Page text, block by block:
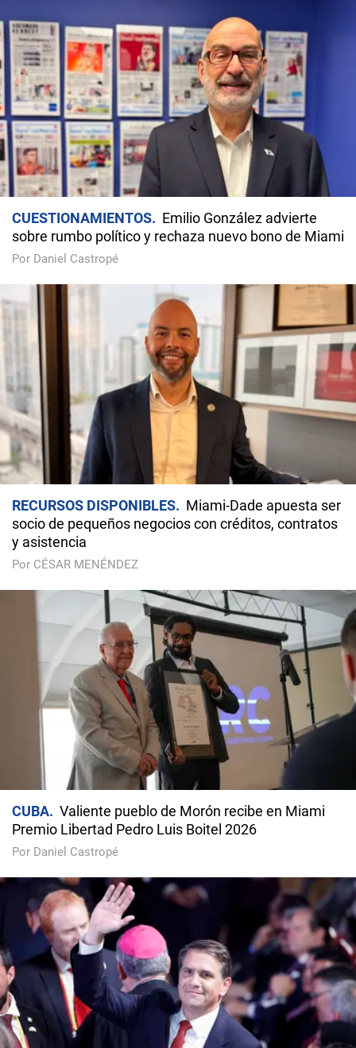
CUESTIONAMIENTOS
Emilio González advierte
sobre rumbo político y rechaza nuevo bono de Miami
Por Daniel Castropé
RECURSOS DISPONIBLES
Miami-Dade apuesta ser
socio de pequeños negocios con créditos, contratos
y asistencia
Por CÉSAR MENÉNDEZ
CUBA
Valiente pueblo de Morón recibe en Miami
Premio Libertad Pedro Luis Boitel 2026
Por Daniel Castropé